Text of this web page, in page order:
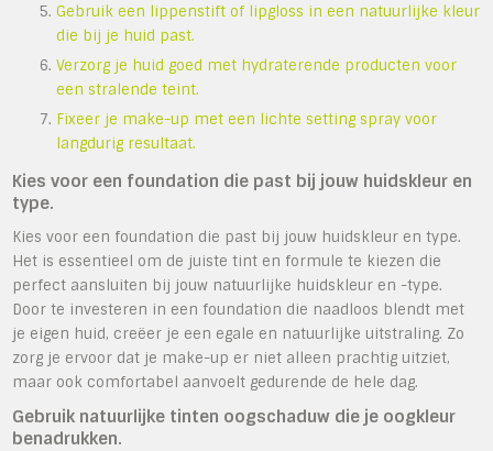
Gebruik een lippenstift of lipgloss in een natuurlijke kleur
die bij je huid past.
Verzorg je huid goed met hydraterende producten voor
een stralende teint.
Fixeer je make-up met een lichte setting spray voor
langdurig resultaat.
Kies voor een foundation die past bij jouw huidskleur en
type.
Kies voor een foundation die past bij jouw huidskleur en type.
Het is essentieel om de juiste tint en formule te kiezen die
perfect aansluiten bij jouw natuurlijke huidskleur en -type.
Door te investeren in een foundation die naadloos blendt met
je eigen huid, creëer je een egale en natuurlijke uitstraling. Zo
zorg je ervoor dat je make-up er niet alleen prachtig uitziet,
maar ook comfortabel aanvoelt gedurende de hele dag.
Gebruik natuurlijke tinten oogschaduw die je oogkleur
benadrukken.